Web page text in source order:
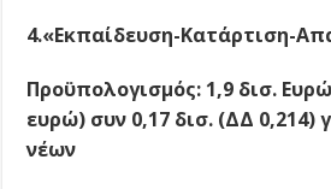
4.«Εκπαίδευση-Κατάρτιση-
Προϋπολογισμός: 1,9 δισ.
ευρώ) συν 0,17 δισ. (ΔΔ 0,214)
νέων